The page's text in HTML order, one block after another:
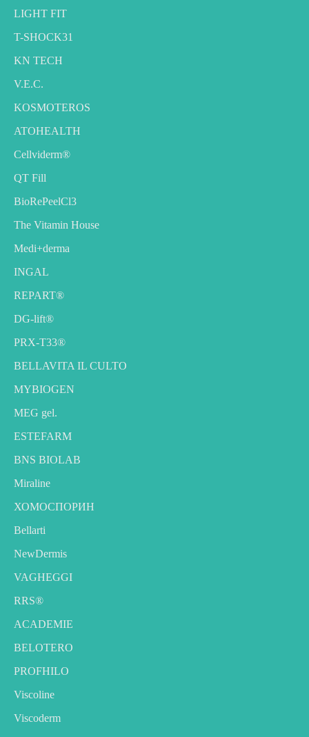
LIGHT FIT
T-SHOCK31
KN TECH
V.E.C.
KOSMOTEROS
ATOHEALTH
Cellviderm®
QT Fill
BioRePeelCl3
The Vitamin House
Medi+derma
INGAL
REPART®
DG-lift®️
PRX-T33®
BELLAVITA IL CULTO
MYBIOGEN
MEG gel.
ESTEFARM
BNS BIOLAB
Miraline
ХОМОСПОРИН
Bellarti
NewDermis
VAGHEGGI
RRS®
ACADEMIE
BELOTERO
PROFHILO
Viscoline
Viscoderm